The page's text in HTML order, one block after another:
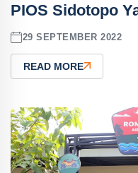
PIOS Sidotopo
29 SEPTEMBER 2022
READ MORE